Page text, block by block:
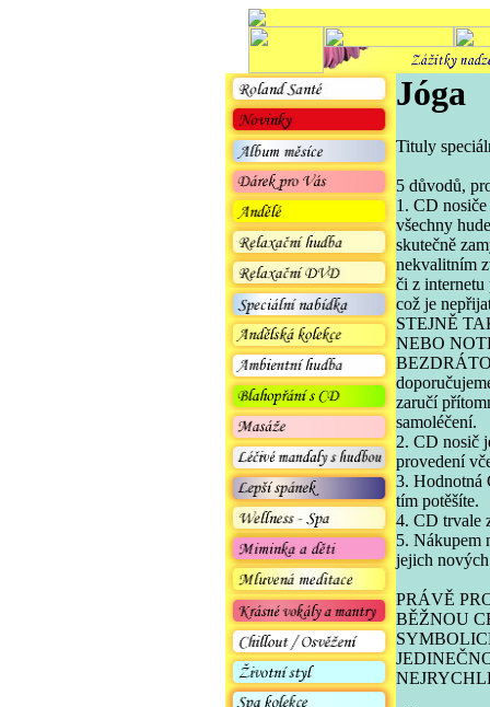
Jóga
Tituly
5 důvodů,
1. CD
všechny
skutečně
nekvalitním
či z internetu
což je
STEJNĚ
NEBO
zaručí
samoléčení.
2. CD nosič
provedení
3. Hodnotná
tím potěšíte.
4. CD trvale
5. Nákupem
jejich
PRÁVĚ
BĚŽNOU